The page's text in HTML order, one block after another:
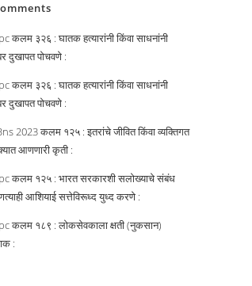
कलम ३२६ : घातक हत्यारांनी किंवा साधनांनी
दुखापत पोचवणे :
कलम ३२६ : घातक हत्यारांनी किंवा साधनांनी
दुखापत पोचवणे :
2023 कलम १२५ : इतरांचे जीवित किंवा व्यक्तिगत
आणणारी कृती :
कलम १२५ : भारत सरकारशी सलोख्याचे संबंध
आशियाई सत्तेविरूध्द युध्द करणे :
कलम १८९ : लोकसेवकाला क्षती (नुकसान)
: